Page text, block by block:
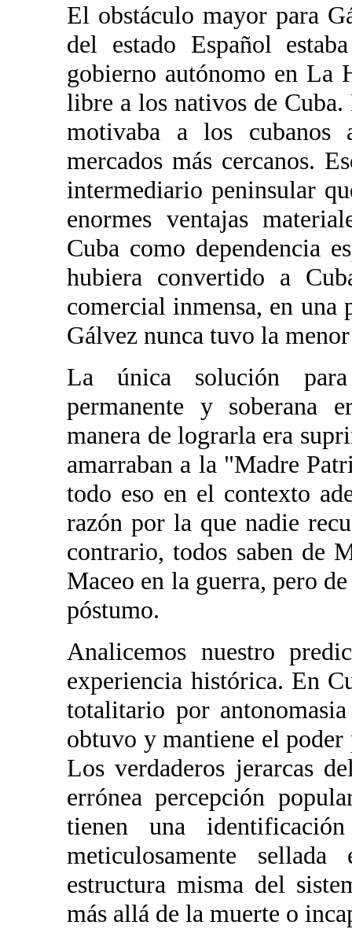
El obstáculo mayor para
del estado Español
gobierno autónomo en La
libre a los nativos de
motivaba a los cubanos
mercados más cercanos.
intermediario peninsular
enormes ventajas
Cuba como dependencia
hubiera convertido a
comercial inmensa, en una
Gálvez nunca tuvo la
La única solución
permanente y soberana
manera de lograrla era
amarraban a la "Madre
todo eso en el contexto
razón por la que nadie
contrario, todos saben de
Maceo en la guerra, pero
póstumo.
Analicemos nuestro
experiencia histórica. En
totalitario por
obtuvo y mantiene el
Los verdaderos jerarcas
errónea percepción
tienen una
meticulosamente
estructura misma del
más allá de la muerte o